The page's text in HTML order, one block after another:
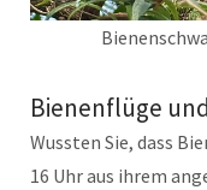
Bienenflüge
Wussten Sie, dass
16 Uhr aus ihrem